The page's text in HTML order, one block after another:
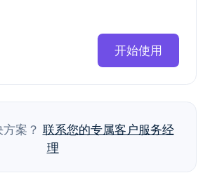
开始使用
案？ 联系您的专属客户服务经
理